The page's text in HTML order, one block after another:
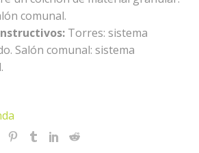
comunal.
Torres: sistema
Salón comunal: sistema